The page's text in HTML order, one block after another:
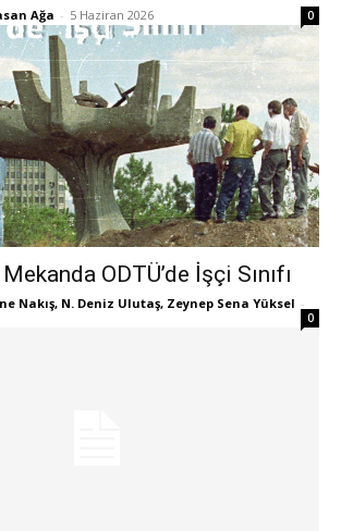
Ağa - 5 Haziran 2026 0
ODTÜ’de İşçi Sınıfı
Nakış, N. Deniz Ulutaş, Zeynep Sena Yüksel -
0